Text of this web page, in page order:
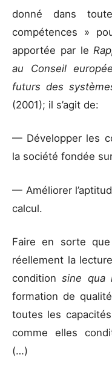
donné dans
compétences »
apportée par le
au Conseil
futurs des
(2001); il s’agit de:
— Développer les
la société fondée
— Améliorer
calcul.
Faire en sorte
réellement la
conditionsine
formation de
toutes les
comme elles
(…)